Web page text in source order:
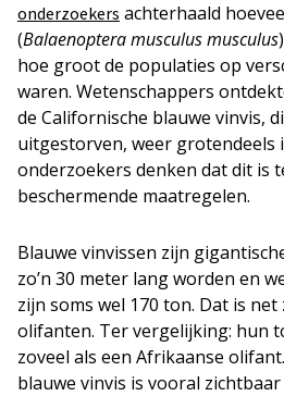
onderzoekers achterhaald
(Balaenoptera musculus musculus
hoe groot de populaties op
waren. Wetenschappers
de Californische blauwe vinvis,
uitgestorven, weer grotendeels
onderzoekers denken dat dit is
beschermende maatregelen.
Blauwe vinvissen zijn
zo’n 30 meter lang worden en
zijn soms wel 170 ton. Dat is
olifanten. Ter vergelijking: hun
zoveel als een Afrikaanse
blauwe vinvis is vooral